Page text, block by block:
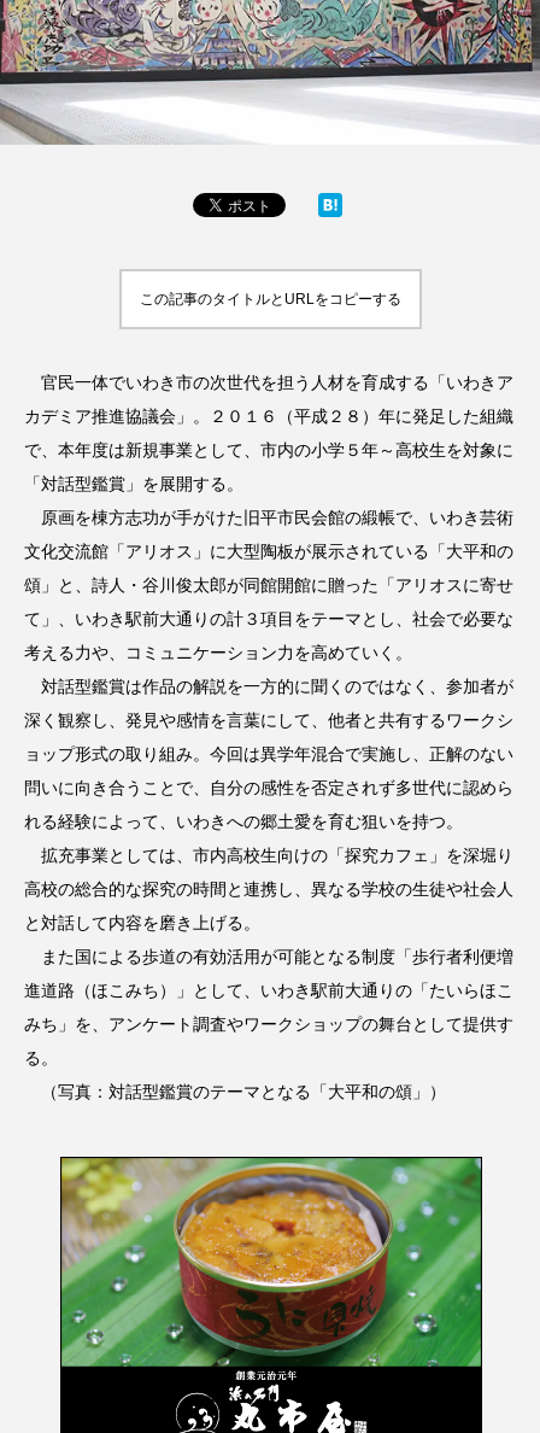
この記事のタイトルとURLをコピーする
官民一体でいわき市の次世代を担う人材を育成する「いわきア
カデミア推進協議会」。２０１６（平成２８）年に発足した組織
で、本年度は新規事業として、市内の小学５年～高校生を対象に
「対話型鑑賞」を展開する。
原画を棟方志功が手がけた旧平市民会館の緞帳で、いわき芸術
文化交流館「アリオス」に大型陶板が展示されている「大平和の
頌」と、詩人・谷川俊太郎が同館開館に贈った「アリオスに寄せ
て」、いわき駅前大通りの計３項目をテーマとし、社会で必要な
考える力や、コミュニケーション力を高めていく。
対話型鑑賞は作品の解説を一方的に聞くのではなく、参加者が
深く観察し、発見や感情を言葉にして、他者と共有するワークシ
ョップ形式の取り組み。今回は異学年混合で実施し、正解のない
問いに向き合うことで、自分の感性を否定されず多世代に認めら
れる経験によって、いわきへの郷土愛を育む狙いを持つ。
拡充事業としては、市内高校生向けの「探究カフェ」を深堀り
高校の総合的な探究の時間と連携し、異なる学校の生徒や社会人
と対話して内容を磨き上げる。
また国による歩道の有効活用が可能となる制度「歩行者利便増
進道路（ほこみち）」として、いわき駅前大通りの「たいらほこ
みち」を、アンケート調査やワークショップの舞台として提供す
る。
（写真：対話型鑑賞のテーマとなる「大平和の頌」）